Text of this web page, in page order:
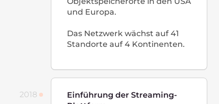
schützen, integrieren wir
grundlegenden Webschutz in
nach dem WAF-Prinzip
funktioniert.
Managed Kubernetes
Wir stellen offiziell den lang